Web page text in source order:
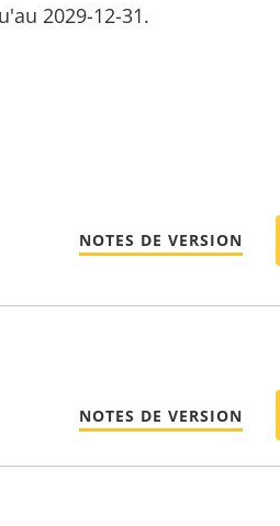
2029-12-31.
NOTES DE VERSION
NOTES DE VERSION